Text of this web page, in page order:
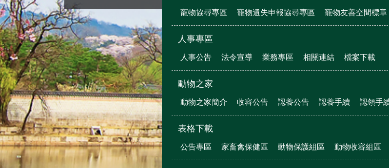
寵物協尋專區 寵物遺失申報協尋專區 寵物友善空間標章
人事專區
人事公告 法令宣導 業務專區 相關連結 檔案下載
動物之家
動物之家簡介 收容公告 認養公告 認養手續 認領手
表格下載
公告專區 家畜禽保健區 動物保護組區 動物收容組區